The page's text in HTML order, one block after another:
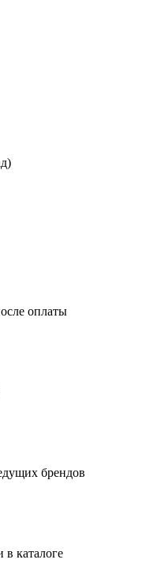
оплаты
брендов
каталоге